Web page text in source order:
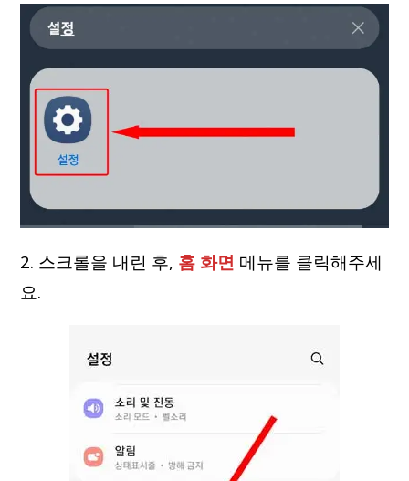
2. 스크롤을 내린 후, 홈 화면 메뉴를 클릭해주세
요.